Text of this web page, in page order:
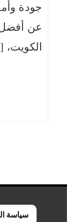
جودة
عن أفضل
سياسة